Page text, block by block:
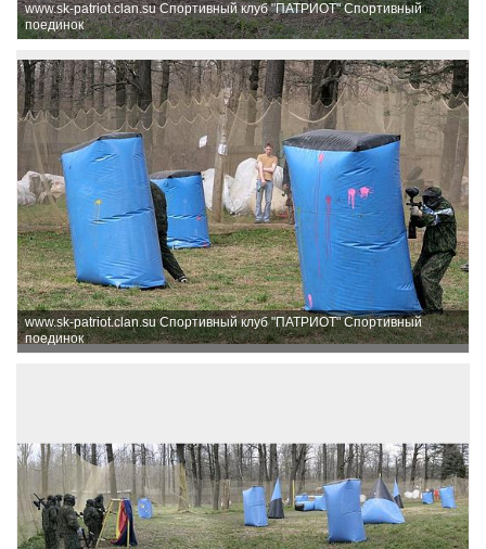
www.sk-patriot.clan.su Спортивный клуб "ПАТРИОТ" Спортивный
поединок
www.sk-patriot.clan.su Спортивный клуб "ПАТРИОТ" Спортивный
поединок